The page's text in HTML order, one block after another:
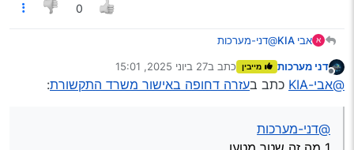
0
א אבי KIA
@דני-מערכות
2 מספר שטר מטען זה מספר החבילה של ציטה?
2 אני שילמתי בפיפל אז לשלוח את הקבלה של פיפל?
דני מערכות מייבין כתב ב27 ביוני 2025, 15:01
נערך לאחרונה על ידי
@אבי-KIA כתב בעזרה דחופה באישור משרד התקשורת:
@דני-מערכות